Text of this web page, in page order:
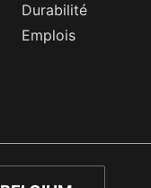
Durabilité
Emplois